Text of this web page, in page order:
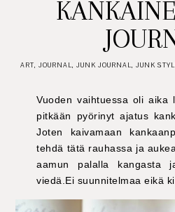
ART, JOURNAL, JUNK JOURNAL, JUNK
Vuoden vaihtuessa oli aika
pitkään pyörinyt ajatus
Joten kaivamaan
tehdä tätä rauhassa ja
aamun palalla kangasta
viedä.Ei suunnitelmaa eikä